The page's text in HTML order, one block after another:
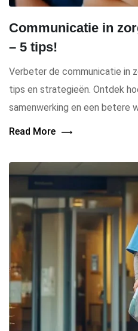
Communicatie in
– 5 tips!
Verbeter de communicatie in
tips en strategieën. Ontdek
samenwerking en een betere
Read More